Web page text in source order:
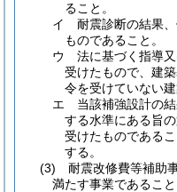
ること。
イ
耐震診断の結果
ものであること。
ウ
法に基づく指導
受けたもので、建
令を受けていない建
エ
当該補強設計の
する水準にある旨
受けたものであるこ
する。
(3)
耐震改修費等補助
満たす事業であること